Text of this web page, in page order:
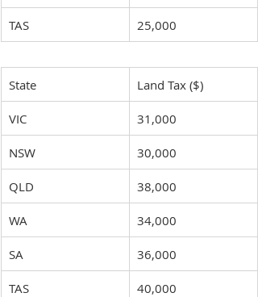
TAS 25,000
State Land Tax ($)
VIC 31,000
NSW 30,000
QLD 38,000
WA 34,000
SA 36,000
TAS 40,000